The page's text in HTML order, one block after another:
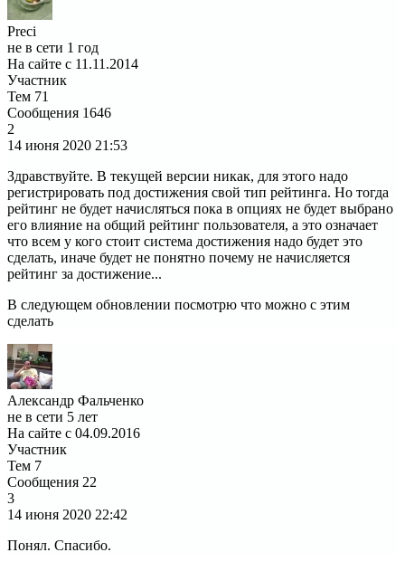
Preci
не в сети 1 год
На сайте с 11.11.2014
Участник
Тем 71
Сообщения 1646
2
14 июня 2020 21:53
Здравствуйте. В текущей версии никак, для этого надо
регистрировать под достижения свой тип рейтинга. Но тогда
рейтинг не будет начисляться пока в опциях не будет выбрано
его влияние на общий рейтинг пользователя, а это означает
что всем у кого стоит система достижения надо будет это
сделать, иначе будет не понятно почему не начисляется
рейтинг за достижение...
В следующем обновлении посмотрю что можно с этим
сделать
Александр Фальченко
не в сети 5 лет
На сайте с 04.09.2016
Участник
Тем 7
Сообщения 22
3
14 июня 2020 22:42
Понял. Спасибо.